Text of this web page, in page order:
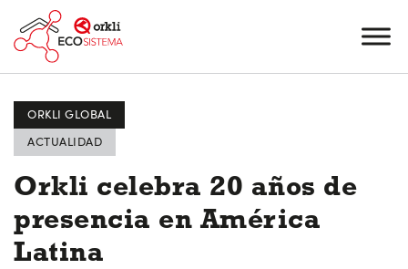
ORKLI GLOBAL
ACTUALIDAD
Orkli celebra 20 años de
presencia en América
Latina